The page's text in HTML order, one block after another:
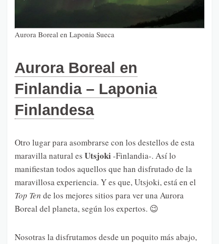
Aurora Boreal en Laponia Sueca
Aurora Boreal en
Finlandia – Laponia
Finlandesa
Otro lugar para asombrarse con los destellos de esta
maravilla natural es Utsjoki-Finlandia-. Así lo
manifiestan todos aquellos que han disfrutado de la
maravillosa experiencia. Y es que, Utsjoki, está en el
Top Ten de los mejores sitios para ver una Aurora
Boreal del planeta, según los expertos. 😉
Nosotras la disfrutamos desde un poquito más abajo,